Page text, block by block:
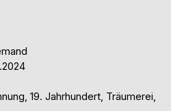
19. Jahrhundert, Träumerei,